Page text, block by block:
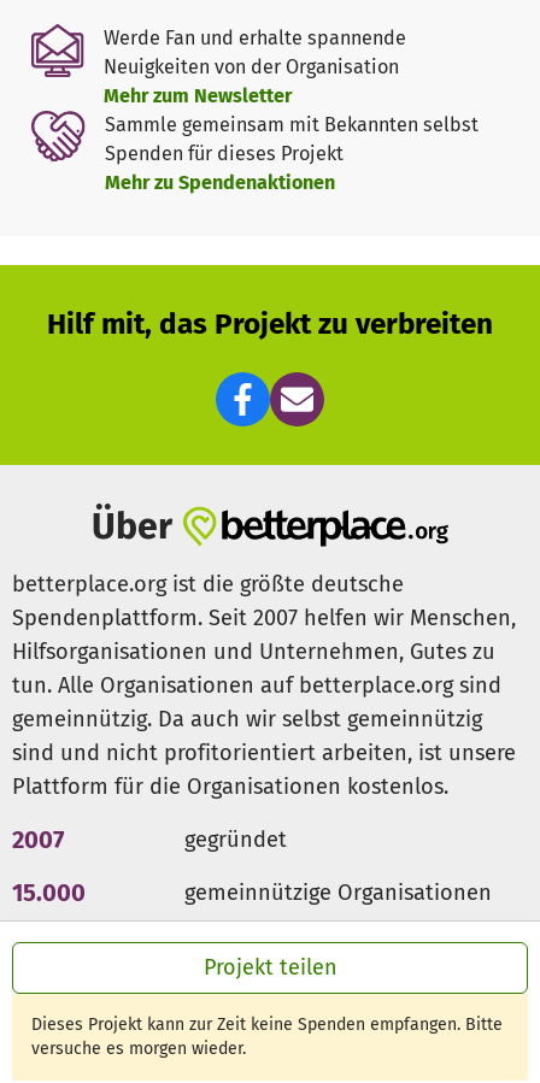
Projekt teilen
Dieses Projekt kann zur Zeit keine Spenden empfangen. Bitte
versuche es morgen wieder.
technikinteressierte Mädchen und Jungen
künftige Berufe im Schiffbau sowie in der Maschinen- und
Anlagentechnik, aber auch in der Metall-, Schweiß- und
Betriebstechnik herangeführt und begeistert werden.
Außerdem wollen wirKindernmit der Arbeit an Bord eine
sinnvolle Freizeitgestaltungbieten.
grundlegende Begriffe und Tätigkeiten der Seemannschaft
sowie lehrreiche undspannende Tätigkeiten als
Feuerwehrfrau oder -mann.
... die Mitglieder freiwilliger Feuerwehren, aber auch die
und den Einsatz auf See direkt erproben
… die Zusammensetzung der Bootskomponenten
einmalig : Drei Diesellokmotoren treiben das Schiff an. Das
gesamte Schiff dokumentiert in besonderer Weise die
Grundlagen moderner Schiffsbetriebs- und
Feuerlöschtechnik der vergangenen 40 Jahre. Darum muss
das Schiff unbedingt alsvoll funktionsfähiges,
außergewöhnliches und schützenswertes
Technikdenkmalerhalten bleiben. Nur so machen wir es
für nachfolgende Generationen erlebbar.
Was uns stolz macht und antreibt?
Schon heute haben wir die Zusage derHanse Sail Rostock:
führt unser Traditionsschiff beim Einlauf der größten
Deshalb unseredringende Bitte:
Werde Fan und erhalte spannende
Neuigkeiten von der Organisation
Mehr zum Newsletter
Sammle gemeinsam mit Bekannten selbst
Spenden für dieses Projekt
Mehr zu Spendenaktionen
Hilf mit, das Projekt zu verbreiten
Über
betterplace.org ist die größte deutsche
Spendenplattform. Seit 2007 helfen wir Menschen,
Hilfsorganisationen und Unternehmen, Gutes zu
tun. Alle Organisationen auf betterplace.org sind
gemeinnützig. Da auch wir selbst gemeinnützig
sind und nicht profitorientiert arbeiten, ist unsere
Plattform für die Organisationen kostenlos.
2007 gegründet
15.000 gemeinnützige Organisationen
300 Mio € für den guten Zweck